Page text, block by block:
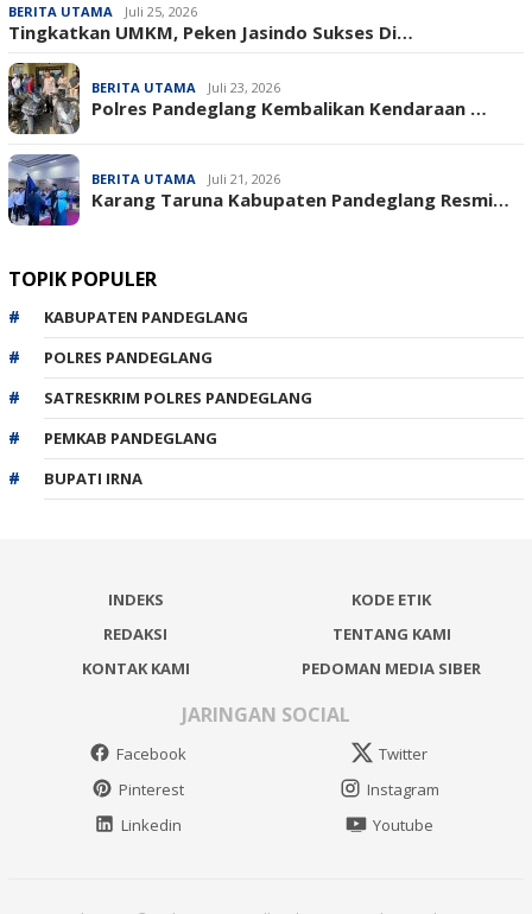
BERITA UTAMA Juli 25, 2026
Tingkatkan UMKM, Peken Jasindo Sukses Di…
BERITA UTAMA Juli 23, 2026
‎Polres Pandeglang Kembalikan Kendaraan …
BERITA UTAMA Juli 21, 2026
Karang Taruna Kabupaten Pandeglang Resmi…
TOPIK POPULER
KABUPATEN PANDEGLANG
POLRES PANDEGLANG
SATRESKRIM POLRES PANDEGLANG
PEMKAB PANDEGLANG
BUPATI IRNA
INDEKS
KODE ETIK
REDAKSI
TENTANG KAMI
KONTAK KAMI
PEDOMAN MEDIA SIBER
JARINGAN SOCIAL
Facebook
Twitter
Pinterest
Instagram
Linkedin
Youtube